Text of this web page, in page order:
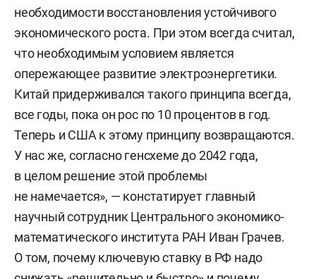
необходимости восстановления устойчивого
экономического роста. При этом всегда считал,
что необходимым условием является
опережающее развитие электроэнергетики.
Китай придерживался такого принципа всегда,
все годы, пока он рос по 10 процентов в год.
Теперь и США к этому принципу возвращаются.
У нас же, согласно генсхеме до 2042 года,
в целом решение этой проблемы
не намечается», — констатирует главный
научный сотрудник Центрального экономико-
математического института РАН Иван Грачев.
О том, почему ключевую ставку в РФ надо